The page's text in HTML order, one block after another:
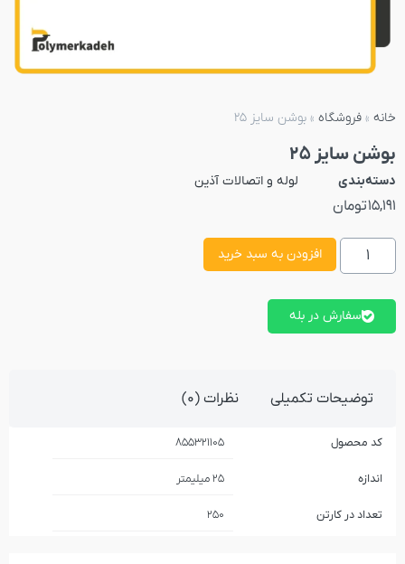
خانه » فروشگاه » بوشن سایز 25
بوشن سایز 25
دسته‌بندی لوله و اتصالات آذین
15,191تومان
افزودن به سبد خرید
سفارش در بله
توضیحات تکمیلی نظرات (0)
کد محصول 855321105
اندازه 25 میلیمتر
تعداد در کارتن 250